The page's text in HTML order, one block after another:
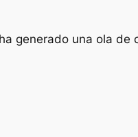
generado una ola de